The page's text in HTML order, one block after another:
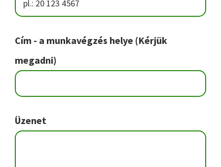
Cím - a munkavégzés helye (Kérjük
megadni)
Üzenet